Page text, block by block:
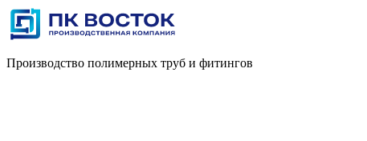
Производство полимерных труб и фитингов